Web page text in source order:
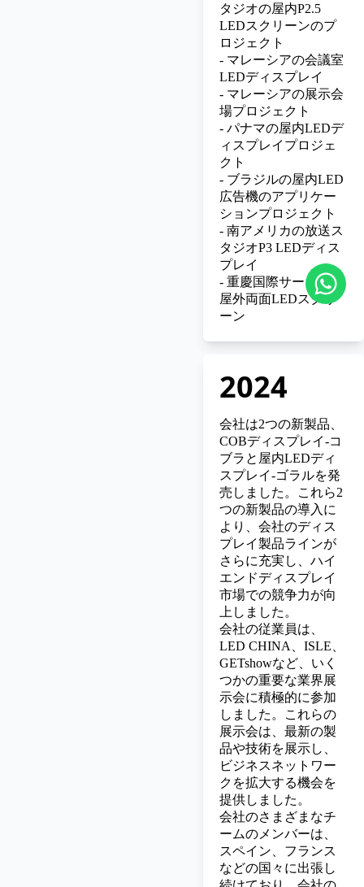
タジオの屋内P2.5
LEDスクリーンのプ
ロジェクト
- マレーシアの会議室
LEDディスプレイ
- マレーシアの展示会
場プロジェクト
- パナマの屋内LEDデ
ィスプレイプロジェ
クト
- ブラジルの屋内LED
広告機のアプリケー
ションプロジェクト
- 南アメリカの放送ス
タジオP3 LEDディス
プレイ
- 重慶国際サーカスの
屋外両面LEDスクリ
ーン
2024
会社は2つの新製品、
COBディスプレイ-コ
ブラと屋内LEDディ
スプレイ-ゴラルを発
売しました。これら2
つの新製品の導入に
より、会社のディス
プレイ製品ラインが
さらに充実し、ハイ
エンドディスプレイ
市場での競争力が向
上しました。
会社の従業員は、
LED CHINA、ISLE、
GETshowなど、いく
つかの重要な業界展
示会に積極的に参加
しました。これらの
展示会は、最新の製
品や技術を展示し、
ビジネスネットワー
クを拡大する機会を
提供しました。
会社のさまざまなチ
ームのメンバーは、
スペイン、フランス
などの国々に出張し